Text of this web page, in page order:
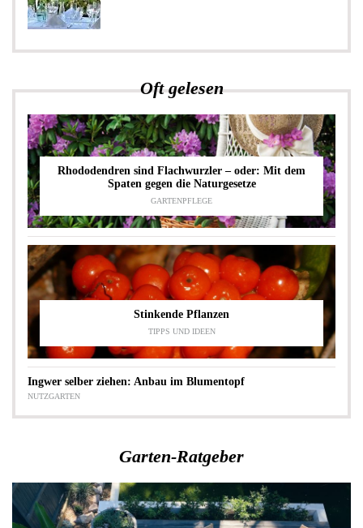
Oft gelesen
Rhododendren sind Flachwurzler – oder: Mit dem
Spaten gegen die Naturgesetze
GARTENPFLEGE
Stinkende Pflanzen
TIPPS UND IDEEN
Ingwer selber ziehen: Anbau im Blumentopf
NUTZGARTEN
Garten-Ratgeber